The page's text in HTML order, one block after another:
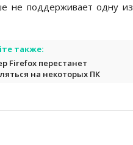
не поддерживает одну из
также:
Firefox перестанет
на некоторых ПК